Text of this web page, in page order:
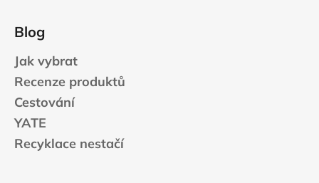
Blog
Jak vybrat
Recenze produktů
Cestování
YATE
Recyklace nestačí